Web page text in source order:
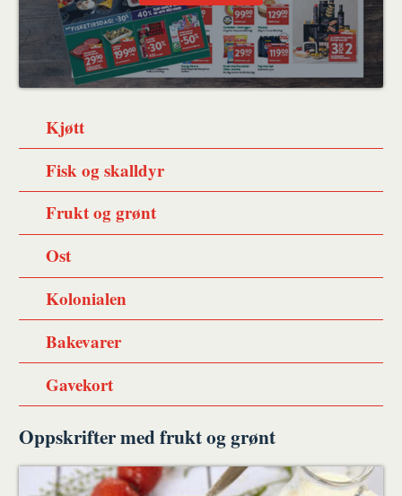
Kjøtt
Fisk og skalldyr
Frukt og grønt
Ost
Kolonialen
Bakevarer
Gavekort
Oppskrifter med frukt og grønt